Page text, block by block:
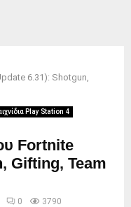
6.31): Shotgun,
Play Station 4
Fortnite
Gifting, Team
0 3790